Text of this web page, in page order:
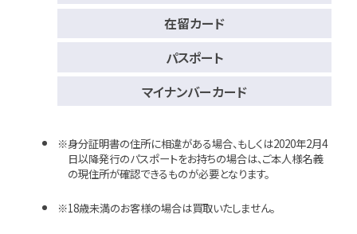
在留カード
パスポート
マイナンバーカード
身分証明書の住所に相違がある場合、もしくは2020年2月4
日以降発行のパスポートをお持ちの場合は、ご本人様名義
の現住所が確認できるものが必要となります。
18歳未満のお客様の場合は買取いたしません。